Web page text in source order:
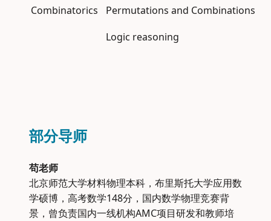
Combinatorics
Permutations and Combinations
Logic reasoning
部分导师
苟老师
北京师范大学材料物理本科，布里斯托大学应用数
学硕博，高考数学148分，国内数学物理竞赛背
景，曾负责国内一线机构AMC项目研发和教师培